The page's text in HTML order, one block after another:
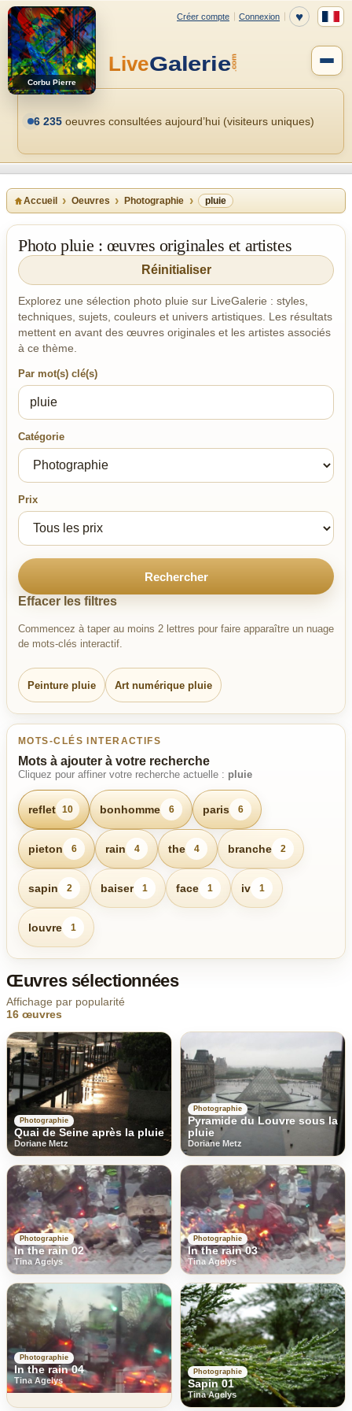
Corbu Pierre
6 235 oeuvres consultées aujourd’hui (visiteurs uniques)
Accueil Oeuvres Photographie pluie
Photo pluie : œuvres originales et artistes
Réinitialiser
Explorez une sélection photo pluie sur LiveGalerie : styles,
techniques, sujets, couleurs et univers artistiques. Les résultats
mettent en avant des œuvres originales et les artistes associés
à ce thème.
Par mot(s) clé(s)
Catégorie
Prix
Rechercher
Effacer les filtres
Commencez à taper au moins 2 lettres pour faire apparaître un nuage
de mots-clés interactif.
Peinture pluie Art numérique pluie
MOTS-CLÉS INTERACTIFS
Mots à ajouter à votre recherche
Cliquez pour affiner votre recherche actuelle : pluie
reflet 10 bonhomme 6 paris 6
pieton 6 rain 4 the 4 branche 2
sapin 2 baiser 1 face 1 iv 1
louvre 1
Œuvres sélectionnées
Affichage par popularité
16 œuvres
Photographie
Quai de Seine après la pluie
Doriane Metz
Photographie
Pyramide du Louvre sous la
pluie
Doriane Metz
Photographie
In the rain 02
Tina Agelys
Photographie
In the rain 03
Tina Agelys
Photographie
In the rain 04
Tina Agelys
Photographie
Sapin 01
Tina Agelys